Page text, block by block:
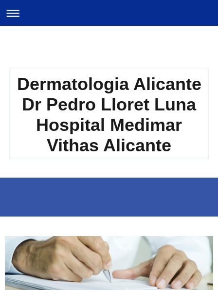
Dermatologia Alicante
Dr Pedro Lloret Luna
Hospital Medimar
Vithas Alicante